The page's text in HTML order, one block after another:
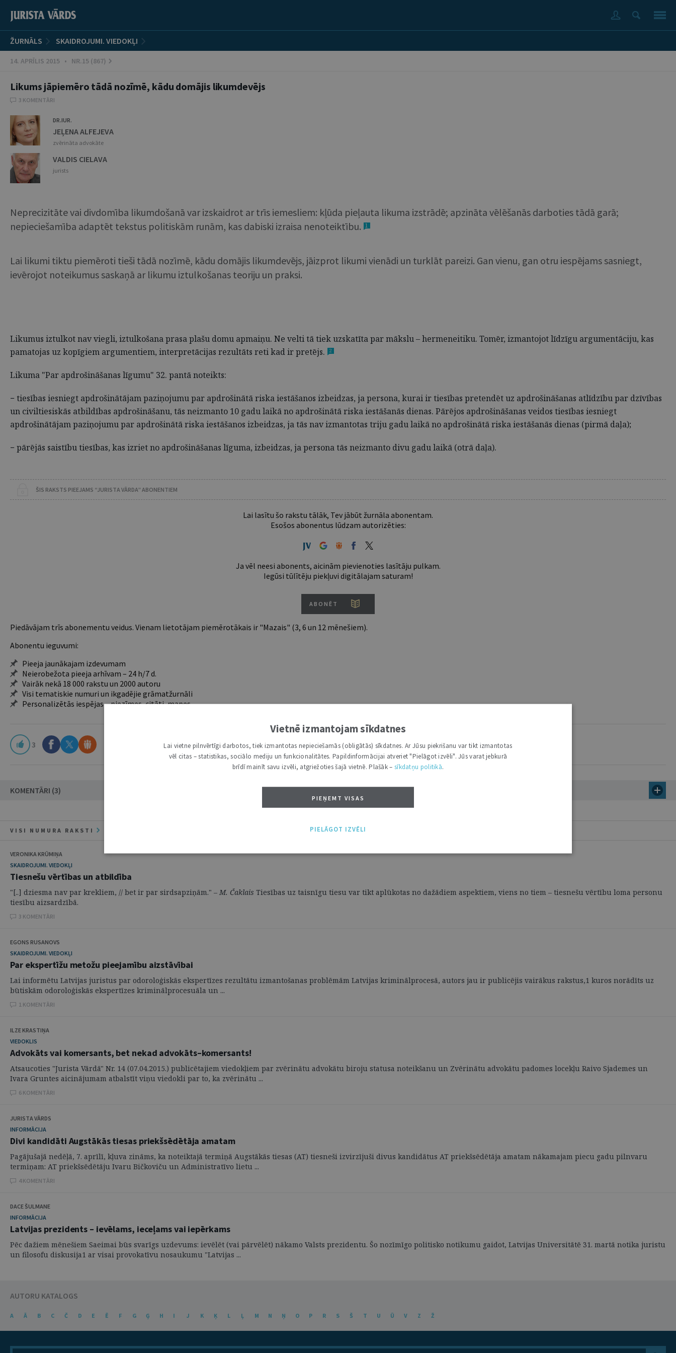
ŽURNĀLS SKAIDROJUMI. VIEDOKĻI
14. APRĪLIS 2015 • NR.15 (867)
Likums jāpiemēro tādā nozīmē, kādu domājis likumdevējs
3 KOMENTĀRI
DR.IUR.
JEĻENA ALFEJEVA
zvērināta advokāte
VALDIS CIELAVA
jurists
Neprecizitāte vai divdomība likumdošanā var izskaidrot ar trīs iemesliem: kļūda pieļauta likuma izstrādē; apzināta vēlēšanās darboties tādā garā;
nepieciešamība adaptēt tekstus politiskām runām, kas dabiski izraisa nenoteiktību.
1
Lai likumi tiktu piemēroti tieši tādā nozīmē, kādu domājis likumdevējs, jāizprot likumi vienādi un turklāt pareizi. Gan vienu, gan otru iespējams sasniegt,
ievērojot noteikumus saskaņā ar likumu iztulkošanas teoriju un praksi.
Likumus iztulkot nav viegli, iztulkošana prasa plašu domu apmaiņu. Ne velti tā tiek uzskatīta par mākslu – hermeneitiku. Tomēr, izmantojot līdzīgu argumentāciju, kas
pamatojas uz kopīgiem argumentiem, interpretācijas rezultāts reti kad ir pretējs.
2
Likuma "Par apdrošināšanas līgumu" 32. pantā noteikts:
− tiesības iesniegt apdrošinātājam paziņojumu par apdrošinātā riska iestāšanos izbeidzas, ja persona, kurai ir tiesības pretendēt uz apdrošināšanas atlīdzību par dzīvības
un civiltiesiskās atbildības apdrošināšanu, tās neizmanto 10 gadu laikā no apdrošinātā riska iestāšanās dienas. Pārējos apdrošināšanas veidos tiesības iesniegt
apdrošinātājam paziņojumu par apdrošinātā riska iestāšanos izbeidzas, ja tās nav izmantotas triju gadu laikā no apdrošinātā riska iestāšanās dienas (pirmā daļa);
− pārējās saistību tiesības, kas izriet no apdrošināšanas līguma, izbeidzas, ja persona tās neizmanto divu gadu laikā (otrā daļa).
ŠIS RAKSTS PIEEJAMS “JURISTA VĀRDA” ABONENTIEM
Lai lasītu šo rakstu tālāk, Tev jābūt žurnāla abonentam.
Esošos abonentus lūdzam autorizēties:
Ja vēl neesi abonents, aicinām pievienoties lasītāju pulkam.
Iegūsi tūlītēju piekļuvi digitālajam saturam!
ABONĒT
Piedāvājam trīs abonementu veidus. Vienam lietotājam piemērotākais ir "Mazais" (3, 6 un 12 mēnešiem).
Abonentu ieguvumi:
Pieeja jaunākajam izdevumam
Neierobežota pieeja arhīvam – 24 h/7 d.
Vairāk nekā 18 000 rakstu un 2000 autoru
Visi tematiskie numuri un ikgadējie grāmatžurnāli
Personalizētās iespējas – piezīmes, citāti, mapes
3
KOMENTĀRI (3)
VISI NUMURA RAKSTI
VERONIKA KRŪMIŅA
SKAIDROJUMI. VIEDOKĻI
Tiesnešu vērtības un atbildība
"[..] dziesma nav par krekliem, // bet ir par sirdsapziņām." – M. Čaklais Tiesības uz taisnīgu tiesu var tikt aplūkotas no dažādiem aspektiem, viens no tiem – tiesnešu vērtību loma personu
tiesību aizsardzībā.
3 KOMENTĀRI
EGONS RUSANOVS
SKAIDROJUMI. VIEDOKĻI
Par ekspertīžu metožu pieejamību aizstāvībai
Lai informētu Latvijas juristus par odoroloģiskās ekspertīzes rezultātu izmantošanas problēmām Latvijas kriminālprocesā, autors jau ir publicējis vairākus rakstus,1 kuros norādīts uz
būtiskām odoroloģiskās ekspertīzes kriminālprocesuāla un ...
1 KOMENTĀRI
ILZE KRASTIŅA
VIEDOKLIS
Advokāts vai komersants, bet nekad advokāts–komersants!
Atsaucoties "Jurista Vārdā" Nr. 14 (07.04.2015.) publicētajiem viedokļiem par zvērinātu advokātu biroju statusa noteikšanu un Zvērinātu advokātu padomes locekļu Raivo Sjademes un
Ivara Gruntes aicinājumam atbalstīt viņu viedokli par to, ka zvērinātu ...
6 KOMENTĀRI
JURISTA VĀRDS
INFORMĀCIJA
Divi kandidāti Augstākās tiesas priekšsēdētāja amatam
Pagājušajā nedēļā, 7. aprīlī, kļuva zināms, ka noteiktajā termiņā Augstākās tiesas (AT) tiesneši izvirzījuši divus kandidātus AT priekšsēdētāja amatam nākamajam piecu gadu pilnvaru
termiņam: AT priekšsēdētāju Ivaru Bičkoviču un Administratīvo lietu ...
4 KOMENTĀRI
DACE ŠULMANE
INFORMĀCIJA
Latvijas prezidents – ievēlams, ieceļams vai iepērkams
Pēc dažiem mēnešiem Saeimai būs svarīgs uzdevums: ievēlēt (vai pārvēlēt) nākamo Valsts prezidentu. Šo nozīmīgo politisko notikumu gaidot, Latvijas Universitātē 31. martā notika juristu
un filosofu diskusija1 ar visai provokatīvu nosaukumu "Latvijas ...
AUTORU KATALOGS
A Ā B C Č D E Ē F G Ģ H I J K Ķ L Ļ M N Ņ O P R S Š T U Ū V Z Ž
Vietnē izmantojam sīkdatnes
Lai vietne pilnvērtīgi darbotos, tiek izmantotas nepieciešamās (obligātās) sīkdatnes. Ar Jūsu piekrišanu var tikt izmantotas
vēl citas – statistikas, sociālo mediju un funkcionalitātes. Papildinformācijai atveriet "Pielāgot izvēli". Jūs varat jebkurā
brīdī mainīt savu izvēli, atgriežoties šajā vietnē. Plašāk – sīkdatņu politikā.
PIEŅEMT VISAS
PIELĀGOT IZVĒLI